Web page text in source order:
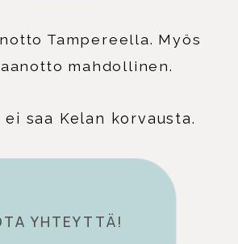
Tampereella. Myös
mahdollinen.
ei saa Kelan korvausta.
YHTEYTTÄ!